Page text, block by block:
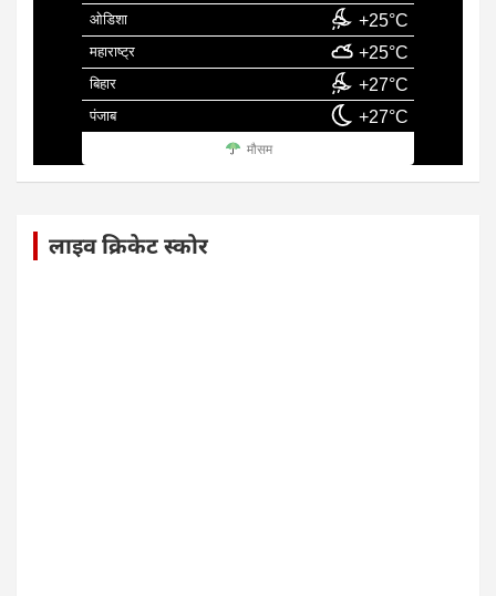
ओडिशा +25°C
महाराष्ट्र +25°C
बिहार +27°C
पंजाब +27°C
मौसम
लाइव क्रिकेट स्कोर